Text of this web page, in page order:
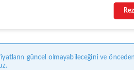
güncel olmayabileceğini ve